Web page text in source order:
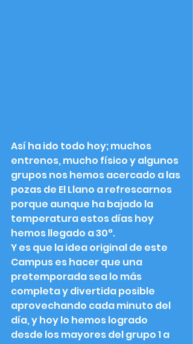
Así ha ido todo hoy; muchos
entrenos, mucho físico y algunos
grupos nos hemos acercado a las
pozas de El Llano a refrescarnos
porque aunque ha bajado la
temperatura estos días hoy
hemos llegado a 30°.
Y es que la idea original de este
Campus es hacer que una
pretemporada sea lo más
completa y divertida posible
aprovechando cada minuto del
día, y hoy lo hemos logrado
desde los mayores del grupo 1 a